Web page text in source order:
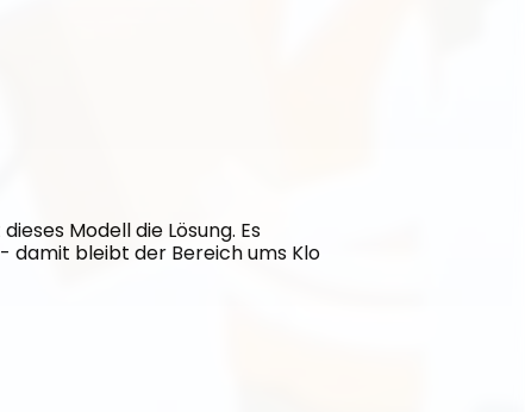
Modell die Lösung. Es
damit bleibt der Bereich ums Klo